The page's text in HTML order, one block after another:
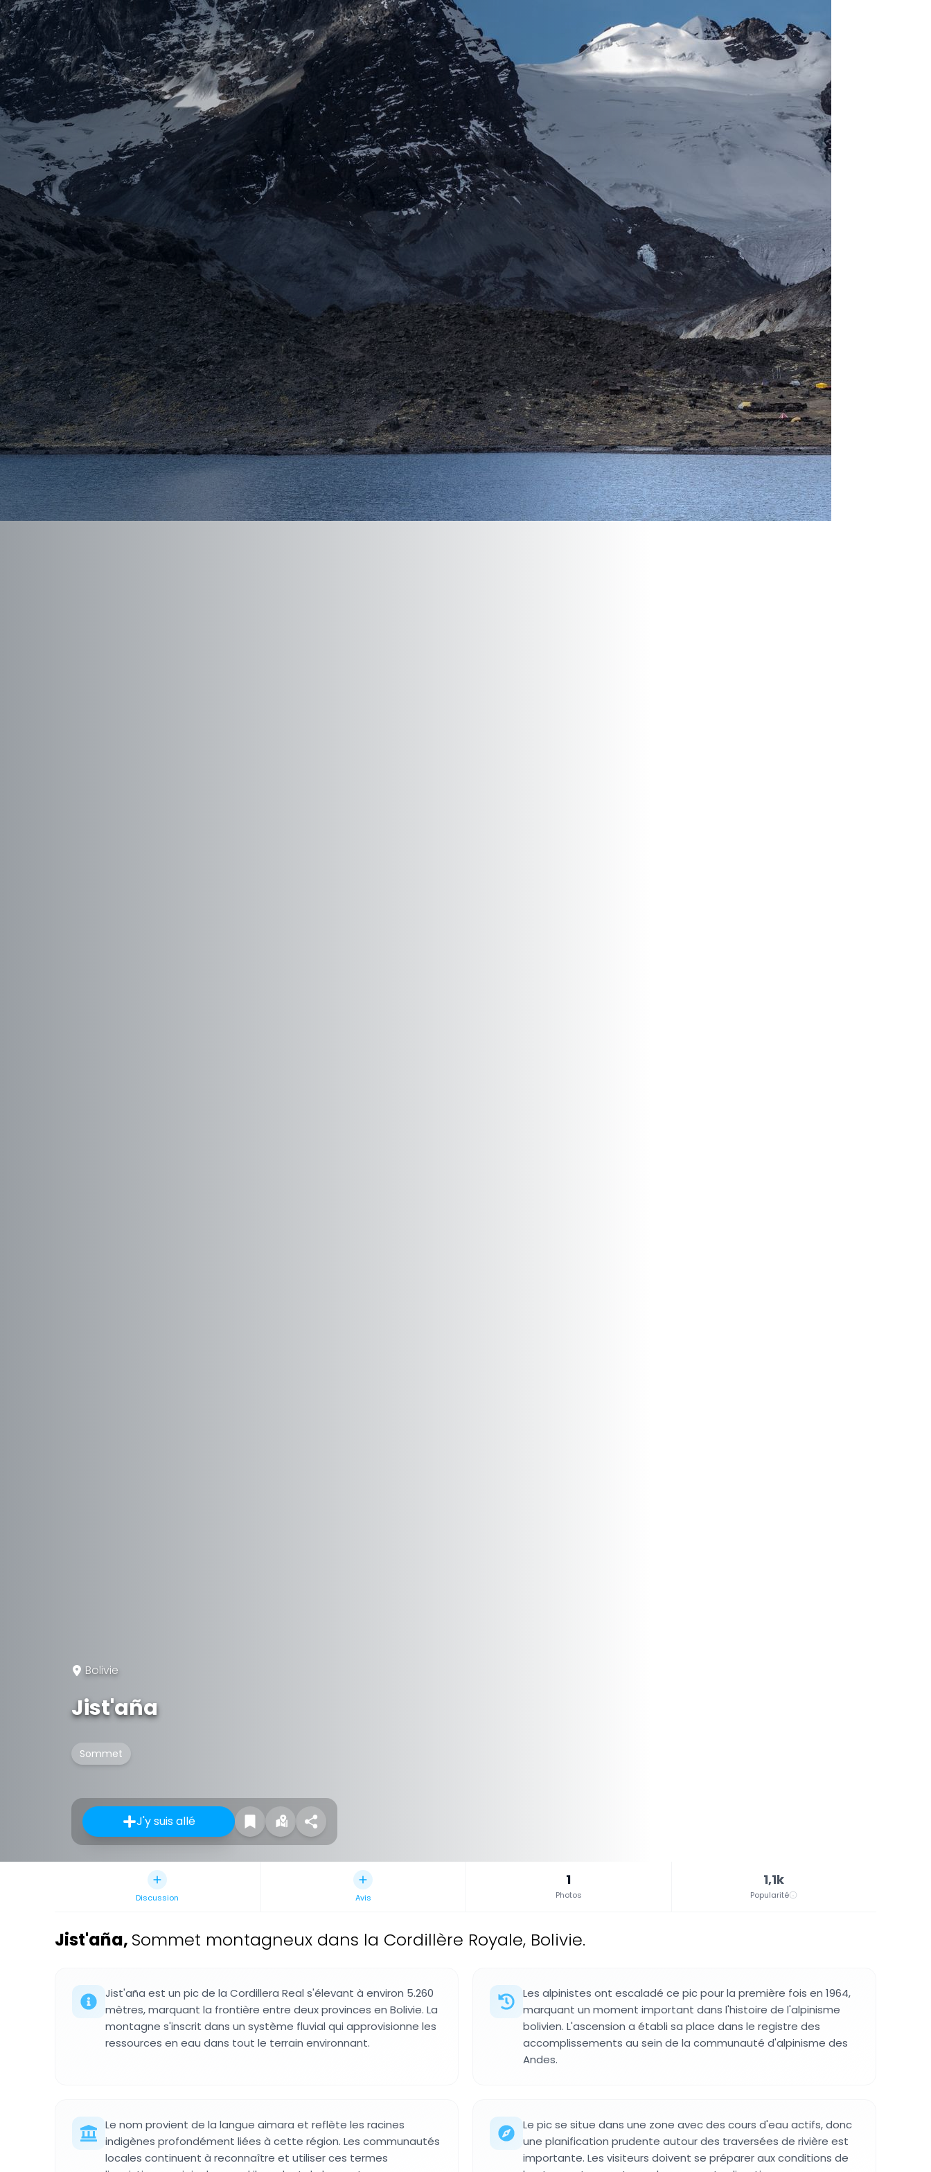
Bolivie
Jist'aña
Sommet
J'y suis allé
Discussion Avis
1
Photos
1,1k
Popularité
Jist'aña, Sommet montagneux dans la Cordillère Royale, Bolivie.
Jist'aña est un pic de la Cordillera Real s'élevant à environ 5.260
mètres, marquant la frontière entre deux provinces en Bolivie. La
montagne s'inscrit dans un système fluvial qui approvisionne les
ressources en eau dans tout le terrain environnant.
Les alpinistes ont escaladé ce pic pour la première fois en 1964,
marquant un moment important dans l'histoire de l'alpinisme
bolivien. L'ascension a établi sa place dans le registre des
accomplissements au sein de la communauté d'alpinisme des
Andes.
Le nom provient de la langue aimara et reflète les racines
indigènes profondément liées à cette région. Les communautés
locales continuent à reconnaître et utiliser ces termes
Le pic se situe dans une zone avec des cours d'eau actifs, donc
une planification prudente autour des traversées de rivière est
importante. Les visiteurs doivent se préparer aux conditions de